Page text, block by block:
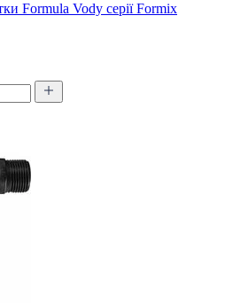
Formula Vody серії Formix